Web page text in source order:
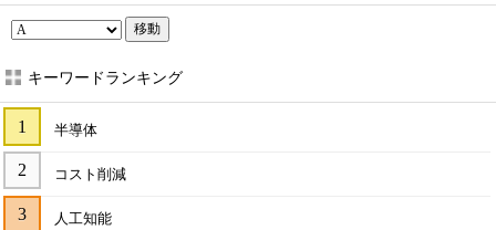
移動
キーワードランキング
半導体
コスト削減
人工知能